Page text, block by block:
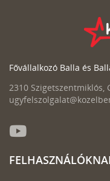
Fővállalkozó Balla és
2310 Szigetszentmiklós,